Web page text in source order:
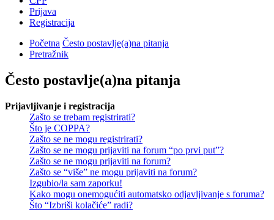
Prijava
Registracija
Početna Često postavlje(a)na pitanja
Pretražnik
Često postavlje(a)na pitanja
Prijavljivanje i registracija
Zašto se trebam registrirati?
Što je COPPA?
Zašto se ne mogu registrirati?
Zašto se ne mogu prijaviti na forum “po prvi put”?
Zašto se ne mogu prijaviti na forum?
Zašto se “više” ne mogu prijaviti na forum?
Izgubio/la sam zaporku!
Kako mogu onemogućiti automatsko odjavljivanje s foruma?
Što “Izbriši kolačiće” radi?